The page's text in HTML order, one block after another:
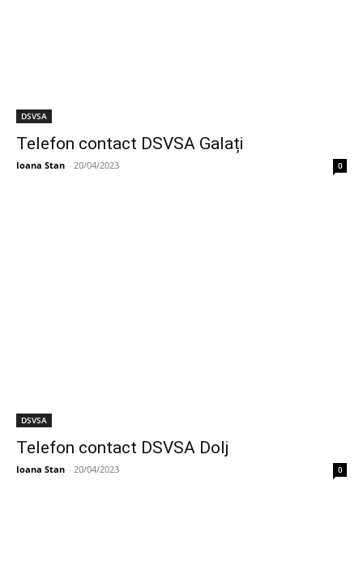
DSVSA
Telefon contact DSVSA Galați
Ioana Stan - 20/04/2023 0
DSVSA
Telefon contact DSVSA Dolj
Ioana Stan - 20/04/2023 0